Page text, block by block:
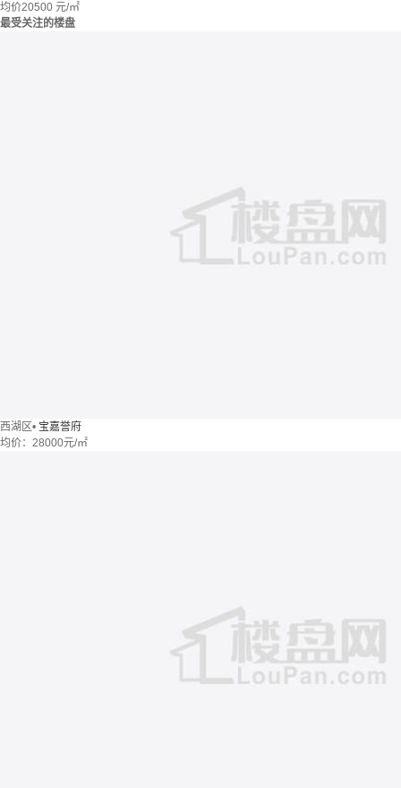
均价20500 元/㎡
最受关注的楼盘
西湖区• 宝嘉誉府
均价： 28000元/㎡